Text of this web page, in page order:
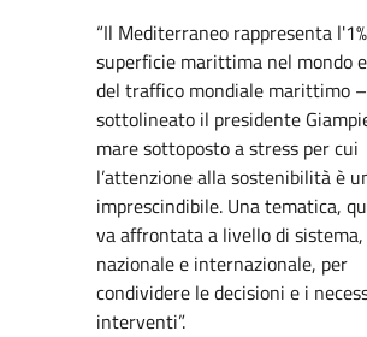
“Il Mediterraneo rappresenta
superficie marittima nel mondo
del traffico mondiale marittimo
sottolineato il presidente
mare sottoposto a stress per cui
l’attenzione alla sostenibilità è
imprescindibile. Una tematica,
va affrontata a livello di sistema,
nazionale e internazionale, per
condividere le decisioni e i
interventi”.